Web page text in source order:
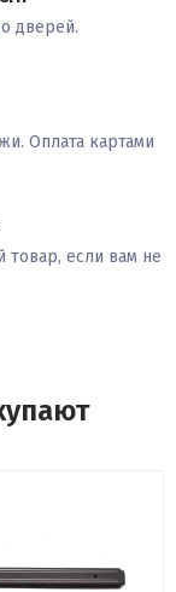
дверей.
Оплата картами
товар, если вам не